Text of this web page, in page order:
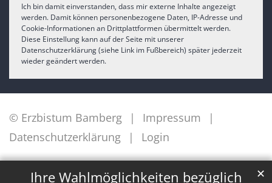
Ihre Wahlmöglichkeiten bezüglich ✕
Ich bin damit einverstanden, dass mir externe Inhalte angezeigt
werden. Damit können personenbezogene Daten, IP-Adresse und
Cookie-Informationen an Drittplattformen übermittelt werden.
Diese Einstellung kann auf der Seite mit unserer
Datenschutzerklärung (siehe Link im Fußbereich) später jederzeit
wieder geändert werden.
© Erzbistum Bamberg
Impressum
Datenschutzerklärung
Login